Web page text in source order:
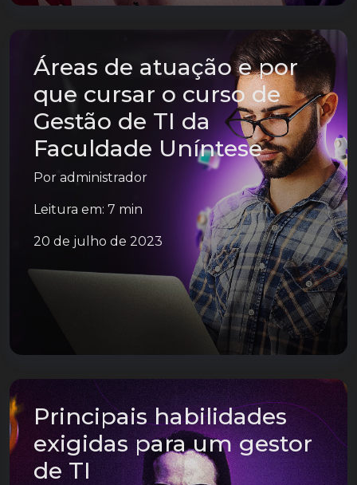
Áreas de atuação e por
que cursar o curso de
Gestão de TI da
Faculdade Uníntese
Por administrador
Leitura em: 7 min
20 de julho de 2023
Principais habilidades
exigidas para um gestor
de TI